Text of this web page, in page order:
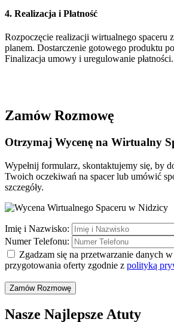
4. Realizacja i Płatność
Rozpoczęcie realizacji wirtualnego spaceru
planem. Dostarczenie gotowego produktu
Finalizacja umowy i uregulowanie płatności.
Zamów Rozmowę
Otrzymaj Wycenę na Wirtualny
Wypełnij formularz, skontaktujemy się, by
Twoich oczekiwań na spacer lub umówić
szczegóły.
Imię i Nazwisko:
Numer Telefonu:
Zgadzam się na przetwarzanie danych
przygotowania oferty zgodnie z polityką
Zamów Rozmowę
Nasze Najlepsze Atuty